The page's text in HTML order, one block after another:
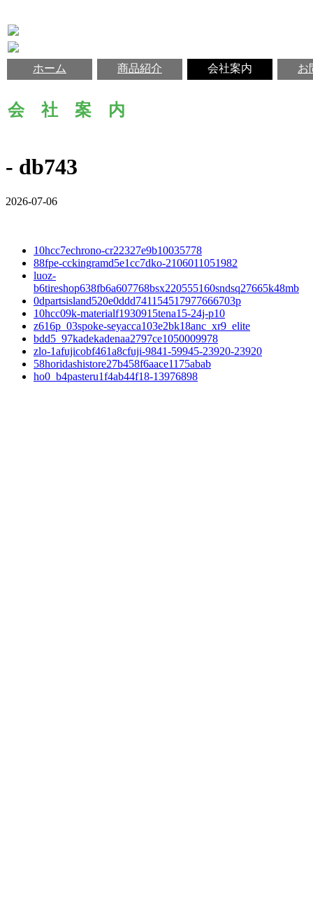
ホーム 商品紹介 会社案内 お
会 社 案 内
- db743
2026-07-06
10hcc7echrono-cr22327e9b10035778
88fpe-cckingramd5e1cc7dko-2106011051982
luoz-
b6tireshop638fb6a607768bsx220555160sndsq27665k48mb
0dpartsisland520e0ddd741154517977666703p
10hcc09k-materialf1930915tena15-24j-p10
z616p_03spoke-seyacca103e2bk18anc_xr9_elite
bdd5_97kadekadenaa2797ce1050009978
zlo-1afujicobf461a8cfuji-9841-59945-23920-23920
58horidashistore27b458f6aace1175abab
ho0_b4pasteru1f4ab44f18-13976898